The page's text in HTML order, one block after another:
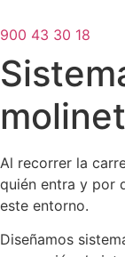
900 43 30 18
Al recorrer la
quién entra y por
este entorno.
Diseñamos